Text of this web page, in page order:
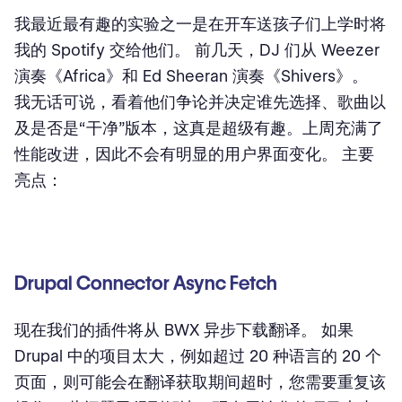
我最近最有趣的实验之一是在开车送孩子们上学时将
我的 Spotify 交给他们。 前几天，DJ 们从 Weezer
演奏《Africa》和 Ed Sheeran 演奏《Shivers》。
我无话可说，看着他们争论并决定谁先选择、歌曲以
及是否是“干净”版本，这真是超级有趣。上周充满了
性能改进，因此不会有明显的用户界面变化。 主要
亮点：
Drupal Connector Async Fetch
现在我们的插件将从 BWX 异步下载翻译。 如果
Drupal 中的项目太大，例如超过 20 种语言的 20 个
页面，则可能会在翻译获取期间超时，您需要重复该